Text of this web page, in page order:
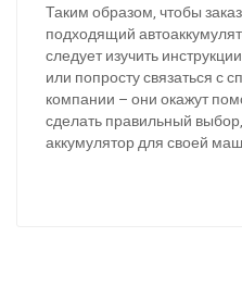
Таким образом, чтобы
подходящий
следует изучить
или попросту связаться с
компании – они окажут
сделать правильный
аккумулятор для своей